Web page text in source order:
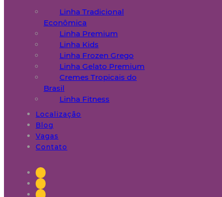
Linha Tradicional
Econômica
Linha Premium
Linha Kids
Linha Frozen Grego
Linha Gelato Premium
Cremes Tropicais do
Brasil
Linha Fitness
Localização
Blog
Vagas
Contato